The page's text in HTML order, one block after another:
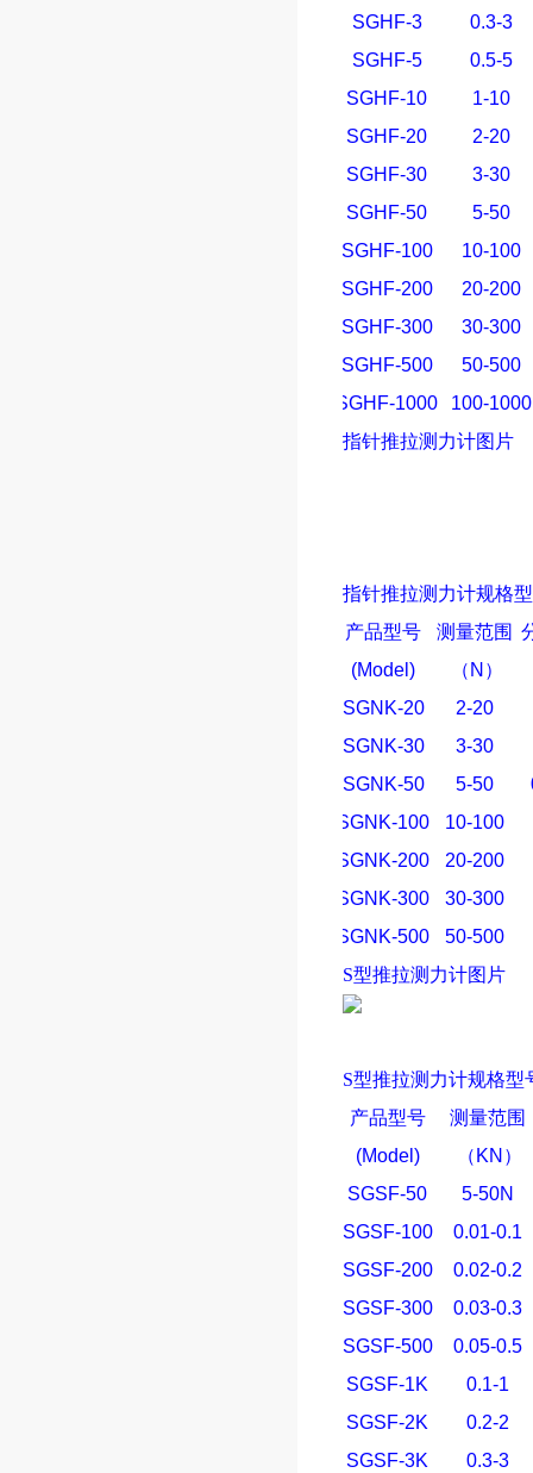
SGHF-3
0.3-3
SGHF-5
0.5-5
SGHF-10
1-10
SGHF-20
2-20
SGHF-30
3-30
SGHF-50
5-50
SGHF-100
10-100
SGHF-200
20-200
SGHF-300
30-300
SGHF-500
50-500
SGHF-1000
100-1000
指针推拉测力计图片
指针推拉测力计规格
产品型号
(Model)
测量范围
（ N ）
SGNK-20
2-20
SGNK-30
3-30
SGNK-50
5-50
SGNK-100
10-100
SGNK-200
20-200
SGNK-300
30-300
SGNK-500
50-500
S型推拉测力计图片
S型推拉测力计规格型
产品型号
(Model)
测量范围
（ KN ）
SGSF-50
5-50N
SGSF-100
0.01-0.1
SGSF-200
0.02-0.2
SGSF-300
0.03-0.3
SGSF-500
0.05-0.5
SGSF-1K
0.1-1
SGSF-2K
0.2-2
SGSF-3K
0.3-3